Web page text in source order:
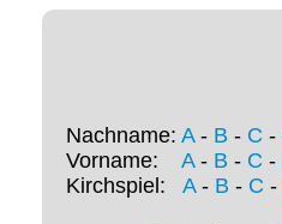
Nachname: A- B - C -
Vorname: A- B - C -
Kirchspiel: A- B - C -